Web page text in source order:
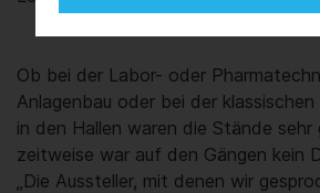
Ob bei der Labor- oder
Anlagenbau oder bei der
in den Hallen waren die Stände
zeitweise war auf den Gängen kein
„Die Aussteller, mit denen wir